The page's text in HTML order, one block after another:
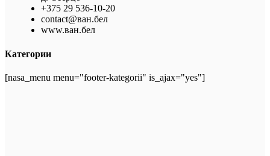
+375 29 536-10-20
contact@ван.бел
www.ван.бел
Категории
[nasa_menu menu="footer-kategorii" is_ajax="yes"]